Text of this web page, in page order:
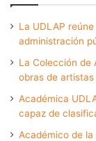
La UDLAP
administración
La Colección de
obras de
Académica
capaz de
Académico de